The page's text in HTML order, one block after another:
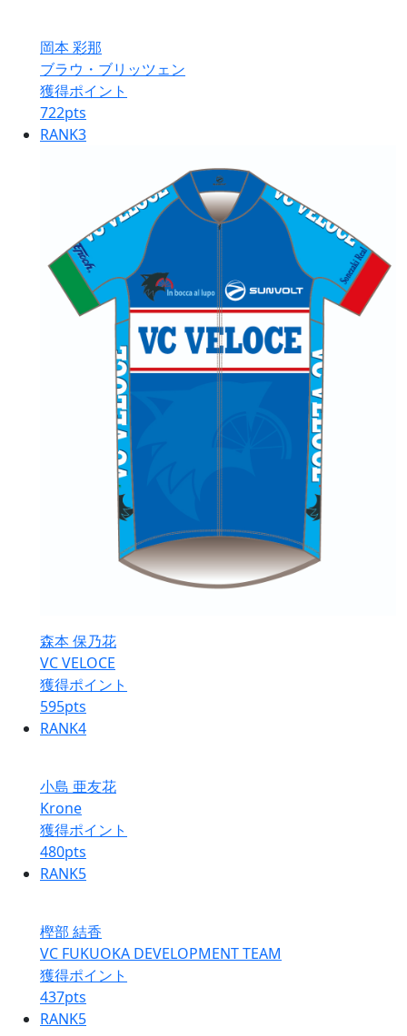
岡本 彩那
ブラウ・ブリッツェン
獲得ポイント
722pts
RANK3
森本 保乃花
VC VELOCE
獲得ポイント
595pts
RANK4
小島 亜友花
Krone
獲得ポイント
480pts
RANK5
樫部 結香
VC FUKUOKA DEVELOPMENT TEAM
獲得ポイント
437pts
RANK5